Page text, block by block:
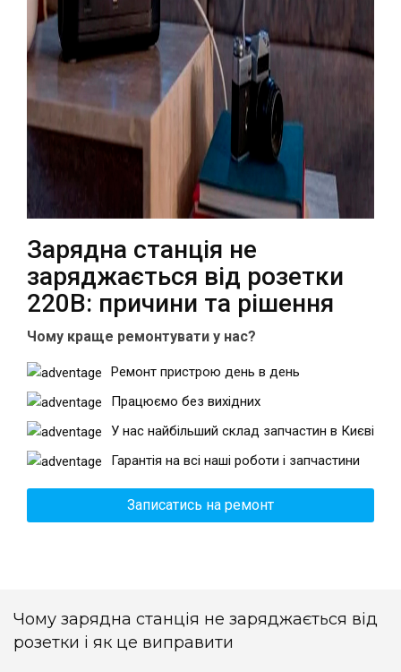
Оболонь
м. Київ, ТЦ LAKE PLAZA, вул. Героїв
полку “Азов”, 12
Палац "Україна"
м. Київ, вул. Казимира Малевича,
87
м. Київ, Комфорт Таун, вул.
Березнева, 16, корпус 3
Зарядна станція не
заряджається від розетки
220В: причини та рішення
Чому краще ремонтувати у нас?
Ремонт пристрою день в день
Працюємо без вихідних
У нас найбільший склад запчастин в Києві
Гарантія на всі наші роботи і запчастини
Записатись на ремонт
Чому зарядна станція не заряджається від
розетки і як це виправити